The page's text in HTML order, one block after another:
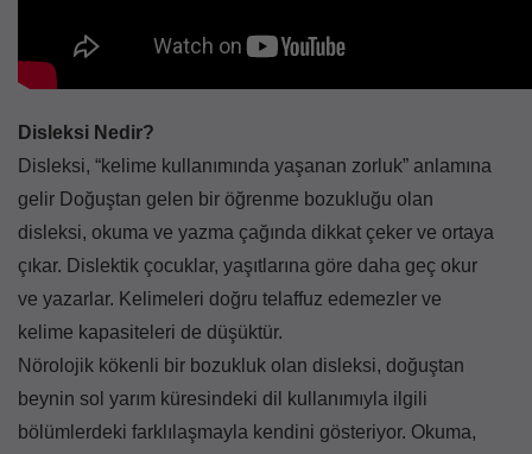
Disleksi Nedir?
Disleksi, “kelime kullanımında yaşanan zorluk” anlamına
gelir Doğuştan gelen bir öğrenme bozukluğu olan
disleksi, okuma ve yazma çağında dikkat çeker ve ortaya
çıkar. Dislektik çocuklar, yaşıtlarına göre daha geç okur
ve yazarlar. Kelimeleri doğru telaffuz edemezler ve
kelime kapasiteleri de düşüktür.
Nörolojik kökenli bir bozukluk olan disleksi, doğuştan
beynin sol yarım küresindeki dil kullanımıyla ilgili
bölümlerdeki farklılaşmayla kendini gösteriyor. Okuma,